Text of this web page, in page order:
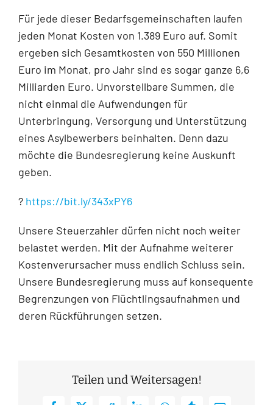
Für jede dieser Bedarfsgemeinschaften laufen
jeden Monat Kosten von 1.389 Euro auf. Somit
ergeben sich Gesamtkosten von 550 Millionen
Euro im Monat, pro Jahr sind es sogar ganze 6,6
Milliarden Euro. Unvorstellbare Summen, die
nicht einmal die Aufwendungen für
Unterbringung, Versorgung und Unterstützung
eines Asylbewerbers beinhalten. Denn dazu
möchte die Bundesregierung keine Auskunft
geben.
? https://bit.ly/343xPY6
Unsere Steuerzahler dürfen nicht noch weiter
belastet werden. Mit der Aufnahme weiterer
Kostenverursacher muss endlich Schluss sein.
Unsere Bundesregierung muss auf konsequente
Begrenzungen von Flüchtlingsaufnahmen und
deren Rückführungen setzen.
Teilen und Weitersagen!